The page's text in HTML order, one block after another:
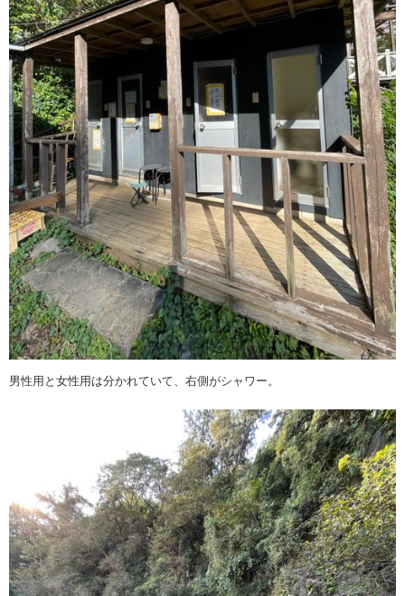
男性用と女性用は分かれていて、右側がシャワー。